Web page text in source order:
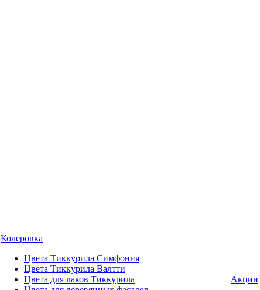
Колеровка
Цвета Тиккурила Симфония
Цвета Тиккурила Валтти
Цвета для лаков Тиккурила
Акции